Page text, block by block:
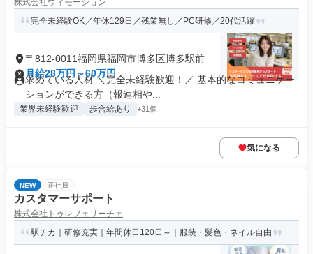
株式会社ウィモーション
完全未経験OK／年休129日／残業無し／PC研修／20代活躍
〒812-0011福岡県福岡市博多区博多駅前
月給28万円～60万円
求めている人材 ＼完全未経験歓迎！／ 基本的なコミュニケー
ションができる方（報連相や...
業界未経験歓迎 歩合給あり +31個
気になる
NEW 正社員
カスタマーサポート
株式会社トゥレフェリーチェ
駅チカ｜研修充実｜年間休日120日～｜服装・髪色・ネイル自由